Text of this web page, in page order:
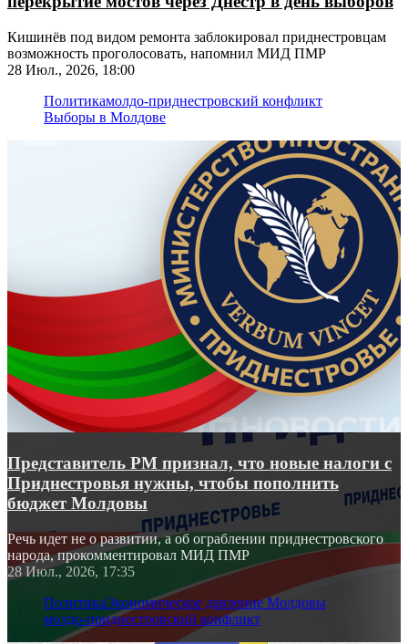
Кишинёв под видом ремонта заблокировал приднестровцам
возможность проголосовать, напомнил МИД ПМР
28 Июл., 2026, 18:00
Политикамолдо-приднестровский конфликт
Выборы в Молдове
Представитель РМ признал, что новые налоги с
Приднестровья нужны, чтобы пополнить
бюджет Молдовы
Речь идет не о развитии, а об ограблении приднестровского
народа, прокомментировал МИД ПМР
28 Июл., 2026, 17:35
ПолитикаЭкономическое давление Молдовы
молдо-приднестровский конфликт